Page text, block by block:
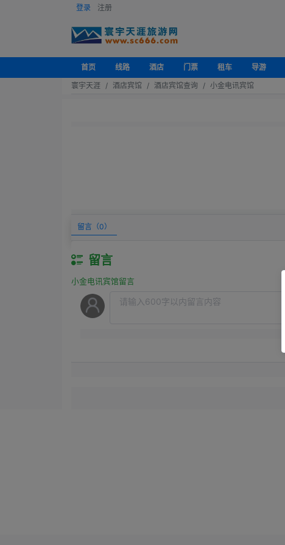
登录 注册
首页 线路 酒店 门票 租车 导游
寰宇天涯
酒店宾馆 酒店宾馆查询 小金电讯宾馆
留言（0）
留言
小金电讯宾馆留言